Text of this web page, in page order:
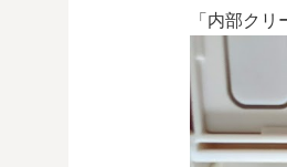
「内部ク